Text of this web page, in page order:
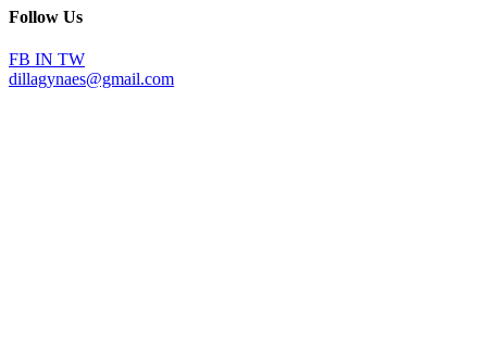
Follow Us
FB IN TW
dillagynaes@gmail.com